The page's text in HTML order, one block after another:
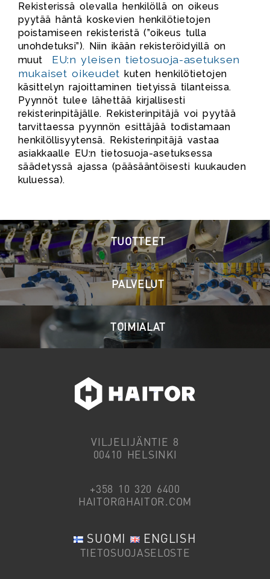
Rekisterissä olevalla henkilöllä on oikeus
pyytää häntä koskevien henkilötietojen
poistamiseen rekisteristä (”oikeus tulla
unohdetuksi”). Niin ikään rekisteröidyillä on
muut EU:n yleisen tietosuoja-asetuksen
mukaiset oikeudet kuten henkilötietojen
käsittelyn rajoittaminen tietyissä tilanteissa.
Pyynnöt tulee lähettää kirjallisesti
rekisterinpitäjälle. Rekisterinpitäjä voi pyytää
tarvittaessa pyynnön esittäjää todistamaan
henkilöllisyytensä. Rekisterinpitäjä vastaa
asiakkaalle EU:n tietosuoja-asetuksessa
säädetyssä ajassa (pääsääntöisesti kuukauden
kuluessa).
TUOTTEET
PALVELUT
TOIMIALAT
VILJELIJÄNTIE 8
00410 HELSINKI
+358 10 320 6400
HAITOR@HAITOR.COM
SUOMI ENGLISH
TIETOSUOJASELOSTE